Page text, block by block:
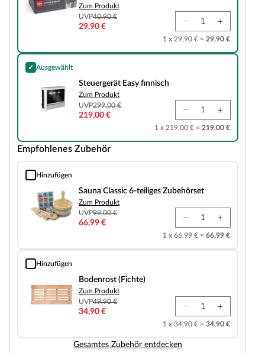
Zum Produkt
UVP40,90 €
29,90 €
1 x 29,90 € = 29,90 €
✓ Ausgewählt
Steuergerät Easy finnisch
Steuergerät Easy finnisch
Zum Produkt
UVP299,00 €
219,00 €
1 x 219,00 € = 219,00 €
Empfohlenes Zubehör
Hinzufügen
Sauna Classic 6-teiliges Zubehörset
Sauna Classic 6-teiliges Zubehörset
Zum Produkt
UVP99,00 €
66,99 €
1 x 66,99 € = 66,99 €
Hinzufügen
Bodenrost (Fichte)
Bodenrost (Fichte)
Zum Produkt
UVP49,90 €
34,90 €
1 x 34,90 € = 34,90 €
Gesamtes Zubehör entdecken